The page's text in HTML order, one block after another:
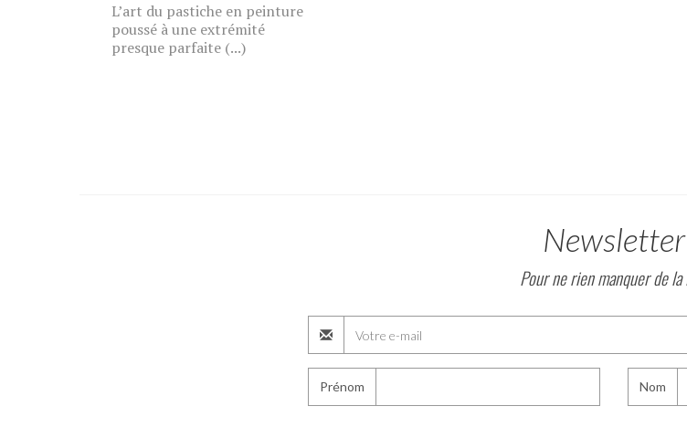
L’art du pastiche en peinture
poussé à une extrémité
presque parfaite (...)
Newsletter
Pour ne rien manquer de la
Prénom Nom